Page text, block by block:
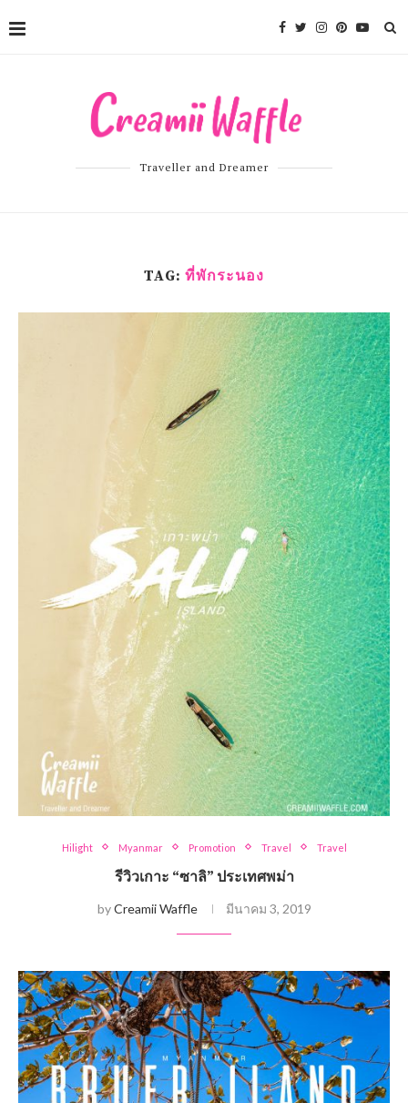
Traveller and Dreamer
TAG: ที่พักระนอง
Hilight Myanmar Promotion Travel Travel
รีวิวเกาะ “ซาลิ” ประเทศพม่า
byCreamii Waffle มีนาคม 3, 2019